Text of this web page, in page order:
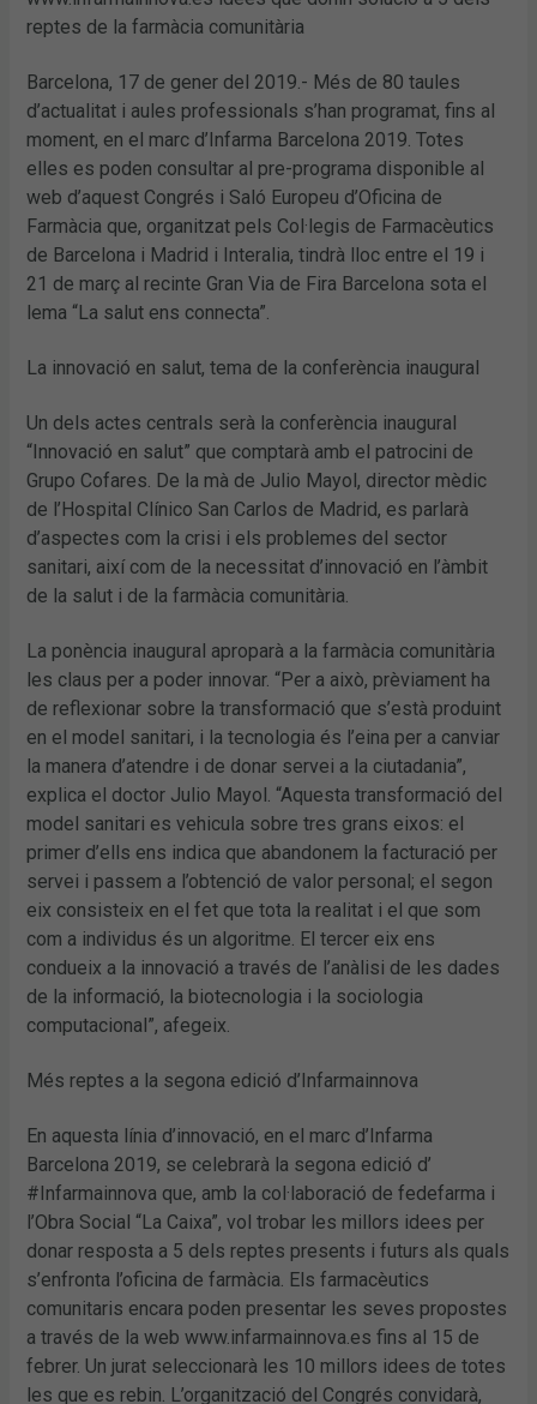
reptes de la farmàcia comunitària
Barcelona, 17 de gener del 2019.- Més de 80 taules
d’actualitat i aules professionals s’han programat, fins al
moment, en el marc d’Infarma Barcelona 2019. Totes
elles es poden consultar al pre-programa disponible al
web d’aquest Congrés i Saló Europeu d’Oficina de
Farmàcia que, organitzat pels Col·legis de Farmacèutics
de Barcelona i Madrid i Interalia, tindrà lloc entre el 19 i
21 de març al recinte Gran Via de Fira Barcelona sota el
lema “La salut ens connecta”.
La innovació en salut, tema de la conferència inaugural
Un dels actes centrals serà la conferència inaugural
“Innovació en salut” que comptarà amb el patrocini de
Grupo Cofares. De la mà de Julio Mayol, director mèdic
de l’Hospital Clínico San Carlos de Madrid, es parlarà
d’aspectes com la crisi i els problemes del sector
sanitari, així com de la necessitat d’innovació en l’àmbit
de la salut i de la farmàcia comunitària.
La ponència inaugural aproparà a la farmàcia comunitària
les claus per a poder innovar. “Per a això, prèviament ha
de reflexionar sobre la transformació que s’està produint
en el model sanitari, i la tecnologia és l’eina per a canviar
la manera d’atendre i de donar servei a la ciutadania”,
explica el doctor Julio Mayol. “Aquesta transformació del
model sanitari es vehicula sobre tres grans eixos: el
primer d’ells ens indica que abandonem la facturació per
servei i passem a l’obtenció de valor personal; el segon
eix consisteix en el fet que tota la realitat i el que som
com a individus és un algoritme. El tercer eix ens
condueix a la innovació a través de l’anàlisi de les dades
de la informació, la biotecnologia i la sociologia
computacional”, afegeix.
Més reptes a la segona edició d’Infarmainnova
En aquesta línia d’innovació, en el marc d’Infarma
Barcelona 2019, se celebrarà la segona edició d’
#Infarmainnova que, amb la col·laboració de fedefarma i
l’Obra Social “La Caixa”, vol trobar les millors idees per
donar resposta a 5 dels reptes presents i futurs als quals
s’enfronta l’oficina de farmàcia. Els farmacèutics
comunitaris encara poden presentar les seves propostes
a través de la web www.infarmainnova.es fins al 15 de
febrer. Un jurat seleccionarà les 10 millors idees de totes
les que es rebin. L’organització del Congrés convidarà,